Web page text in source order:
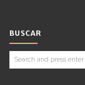
BUSCAR
Search
for: